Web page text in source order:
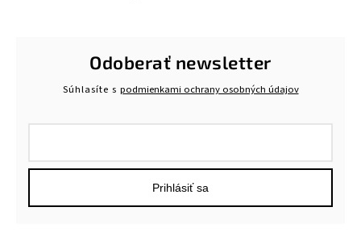
Odoberať newsletter
Súhlasíte s podmienkami ochrany osobných údajov
Prihlásiť sa